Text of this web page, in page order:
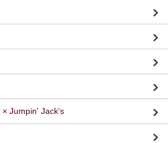
× Jumpin' Jack's